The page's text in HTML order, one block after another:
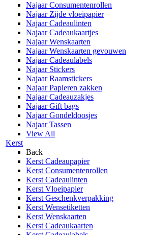
Najaar Consumentenrollen
Najaar Zijde vloeipapier
Najaar Cadeaulinten
Najaar Cadeaukaartjes
Najaar Wenskaarten
Najaar Wenskaarten gevouwen
Najaar Cadeaulabels
Najaar Stickers
Najaar Raamstickers
Najaar Papieren zakken
Najaar Cadeauzakjes
Najaar Gift bags
Najaar Gondeldoosjes
Najaar Tassen
View All
Kerst
Back
Kerst Cadeaupapier
Kerst Consumentenrollen
Kerst Cadeaulinten
Kerst Vloeipapier
Kerst Geschenkverpakking
Kerst Wensetiketten
Kerst Wenskaarten
Kerst Cadeaukaarten